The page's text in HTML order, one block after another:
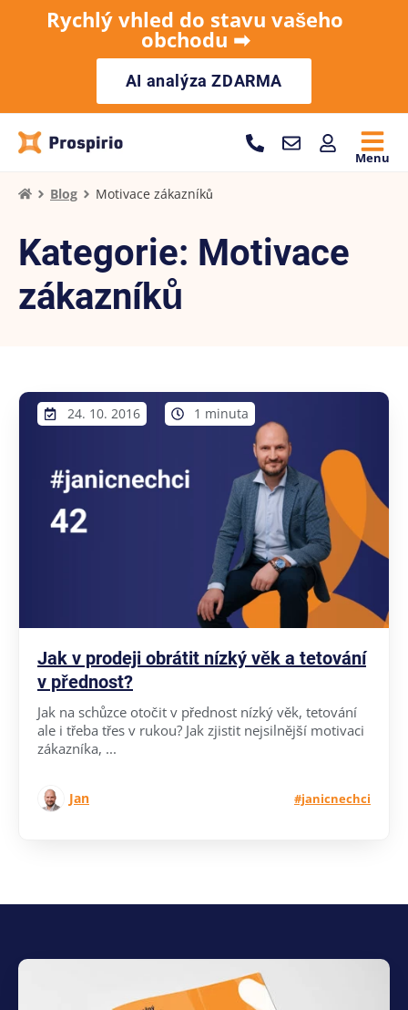
Rychlý vhled do stavu vašeho
obchodu ➡︎
AI analýza ZDARMA
Menu
Blog Motivace zákazníků
Kategorie: Motivace
zákazníků
24. 10. 2016 1 minuta
Jak v prodeji obrátit nízký věk a tetování
v přednost?
Jak na schůzce otočit v přednost nízký věk, tetování
ale i třeba třes v rukou? Jak zjistit nejsilnější motivaci
zákazníka, ...
Jan #janicnechci